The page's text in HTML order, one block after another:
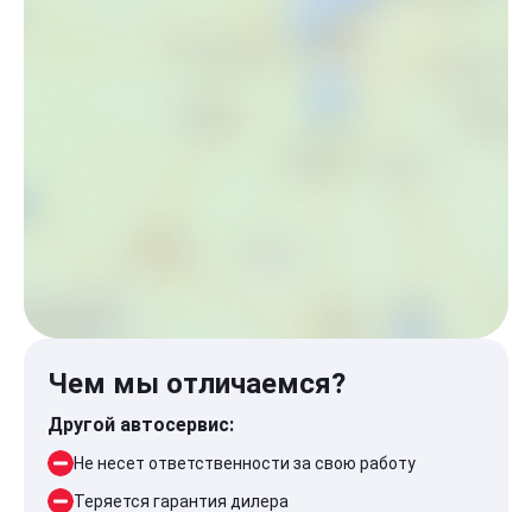
Чем мы отличаемся?
Другой автосервис:
Не несет ответственности за свою работу
Теряется гарантия дилера